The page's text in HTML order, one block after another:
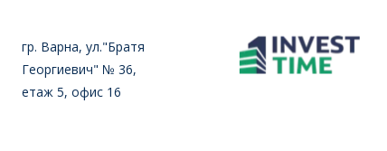
гр. Варна, ул."Братя
Георгиевич" № 36,
етаж 5, офис 16